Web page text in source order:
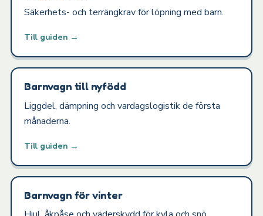
Säkerhets- och terrängkrav för löpning med barn.
Till guiden →
Barnvagn till nyfödd
Liggdel, dämpning och vardagslogistik de första
månaderna.
Till guiden →
Barnvagn för vinter